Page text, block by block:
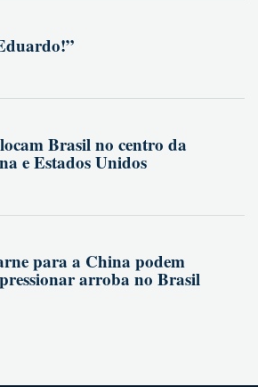
Brasil no centro da
e Estados Unidos
para a China podem
arroba no Brasil